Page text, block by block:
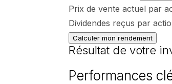
Prix de vente actuel par
Dividendes reçus par
Calculer mon rendement
Résultat de votre
Performances